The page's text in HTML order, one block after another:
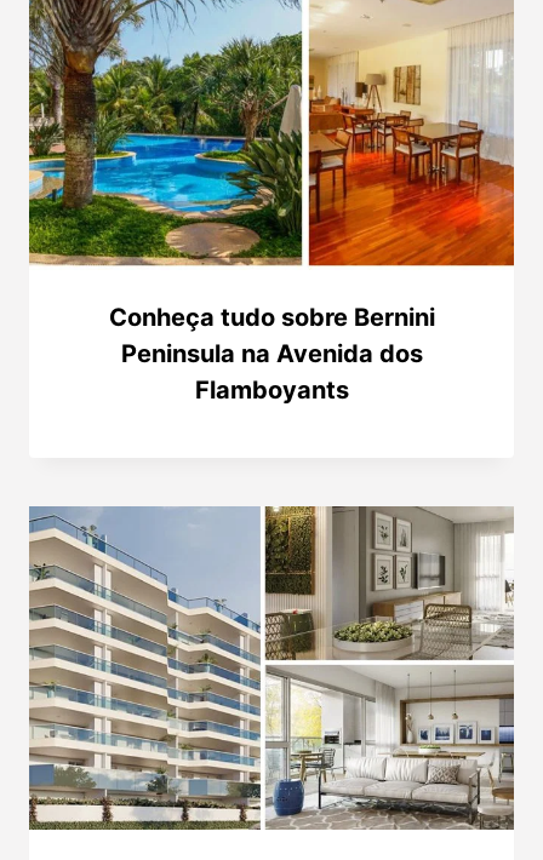
Conheça tudo sobre Bernini
Peninsula na Avenida dos
Flamboyants